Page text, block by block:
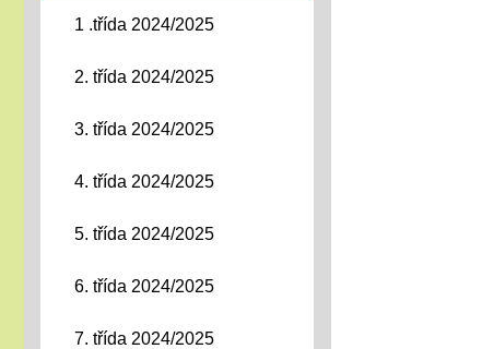
1 .třída 2024/2025
2. třída 2024/2025
3. třída 2024/2025
4. třída 2024/2025
5. třída 2024/2025
6. třída 2024/2025
7. třída 2024/2025